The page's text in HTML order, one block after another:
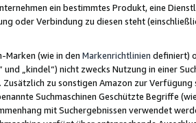
ein bestimmtes Produkt, eine
oder Verbindung zu diesen steht
Marken (wie in den Markenrichtlinien definiert)
und „kindel“) nicht zwecks Nutzung in einer
Zusätzlich zu sonstigen Amazon zur
Suchmaschinen Geschützte Begriffe
mit Suchergebnissen verwendet